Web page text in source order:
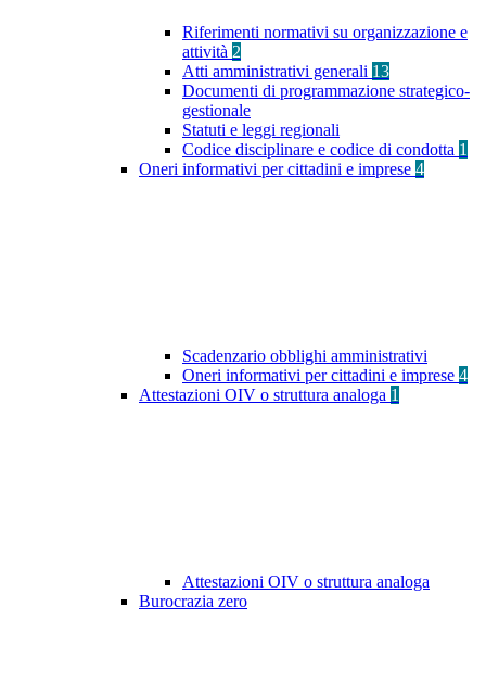
Riferimenti normativi su organizzazione e
attività 2
Atti amministrativi generali 13
Documenti di programmazione strategico-
gestionale
Statuti e leggi regionali
Codice disciplinare e codice di condotta 1
Oneri informativi per cittadini e imprese 4
Scadenzario obblighi amministrativi
Oneri informativi per cittadini e imprese 4
Attestazioni OIV o struttura analoga 1
Attestazioni OIV o struttura analoga
Burocrazia zero